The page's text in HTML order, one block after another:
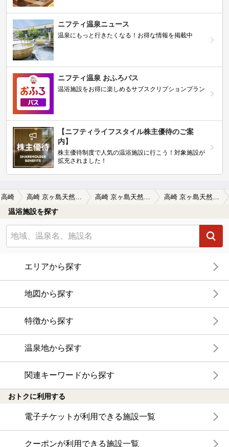
ニフティ温泉ニュース
温泉にもっと行きたくなる！お得な情報を掲載中
ニフティ温泉 おふろパス
温浴施設をお得に楽しめるサブスクリプションプラン
【ニフティライフスタイル株主優待のご案
内】
株主優待制度で人気の温浴施設に行こう！対象施設が
拡充されました！
高崎 高崎 京ヶ島天然温泉 湯都里（ゆとり）の口コミ 泉質がお気に入り！
温浴施設を探す
エリアから探す
地図から探す
特徴から探す
温泉地から探す
関連キーワードから探す
おトクに利用する
電子チケットが利用できる施設一覧
クーポンが利用できる施設一覧